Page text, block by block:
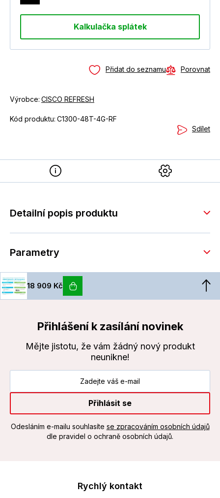
Kalkulačka splátek
Přidat do seznamu Porovnat
Výrobce: CISCO REFRESH
Kód produktu: C1300-48T-4G-RF
Sdílet
Detailní popis produktu
Parametry
18 909 Kč
Přihlášení k zasílání novinek
Mějte jistotu, že vám žádný nový produkt
neunikne!
Přihlásit se
Odesláním e-mailu souhlasíte se zpracováním osobních údajů
dle pravidel o ochraně osobních údajů.
Rychlý kontakt